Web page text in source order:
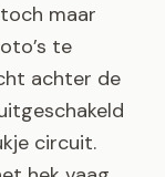
maar
te
achter de
circuit.